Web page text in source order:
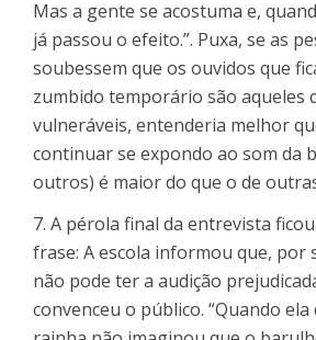
Mas a gente se acostuma e,
já passou o efeito.”. Puxa, se as
soubessem que os ouvidos que
zumbido temporário são aqueles
vulneráveis, entenderia melhor
continuar se expondo ao som da
outros) é maior do que o de
7. A pérola final da entrevista
frase: A escola informou que, por
não pode ter a audição
convenceu o público. “Quando ela